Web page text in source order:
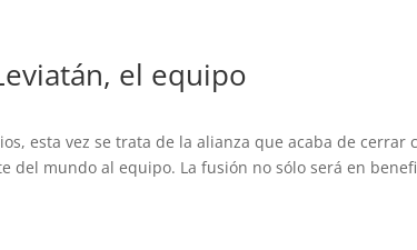
el equipo
esta vez se trata de la alianza que acaba de cerrar
del mundo al equipo. La fusión no sólo será en